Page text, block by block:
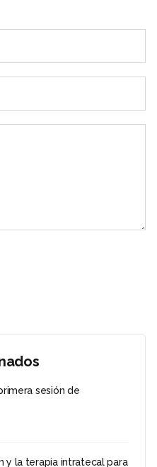
sesión de
y la terapia intratecal para